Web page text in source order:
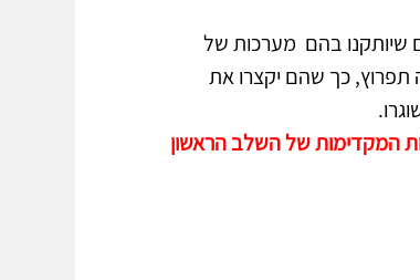
שיותקנו בהם  מערכות של
תפרוץ, כך שהם יקצרו את
המקדימות של השלב הראשון